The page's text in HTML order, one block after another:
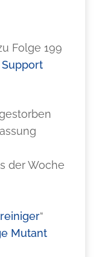
Folge 199
der Woche
“
Mutant